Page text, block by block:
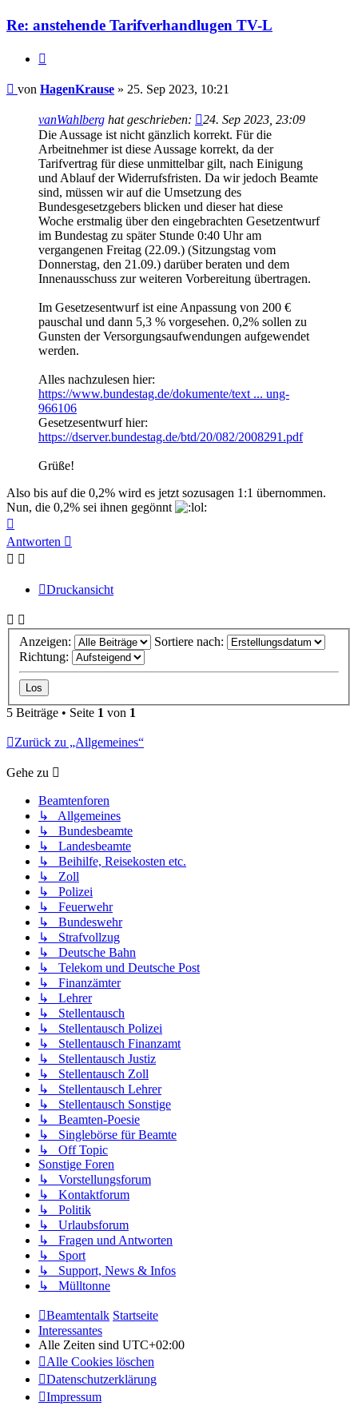
Re: anstehende Tarifverhandlugen TV-L
Beitrag
von HagenKrause » 25. Sep 2023, 10:21
vanWahlberg hat geschrieben:
24. Sep 2023, 23:09
Die Aussage ist nicht gänzlich korrekt. Für die
Arbeitnehmer ist diese Aussage korrekt, da der
Tarifvertrag für diese unmittelbar gilt, nach Einigung
und Ablauf der Widerrufsfristen. Da wir jedoch Beamte
sind, müssen wir auf die Umsetzung des
Bundesgesetzgebers blicken und dieser hat diese
Woche erstmalig über den eingebrachten Gesetzentwurf
im Bundestag zu später Stunde 0:40 Uhr am
vergangenen Freitag (22.09.) (Sitzungstag vom
Donnerstag, den 21.09.) darüber beraten und dem
Innenausschuss zur weiteren Vorbereitung übertragen.
Im Gesetzesentwurf ist eine Anpassung von 200 €
pauschal und dann 5,3 % vorgesehen. 0,2% sollen zu
Gunsten der Versorgungsaufwendungen aufgewendet
werden.
Alles nachzulesen hier:
https://www.bundestag.de/dokumente/text ... ung-
966106
Gesetzesentwurf hier:
https://dserver.bundestag.de/btd/20/082/2008291.pdf
Grüße!
Also bis auf die 0,2% wird es jetzt sozusagen 1:1 übernommen.
Nun, die 0,2% sei ihnen gegönnt
oben
Antworten
Druckansicht
Anzeigen:
Sortiere nach:
Richtung:
5 Beiträge • Seite 1 von 1
Zurück zu „Allgemeines“
Gehe zu
Beamtenforen
↳ Allgemeines
↳ Bundesbeamte
↳ Landesbeamte
↳ Beihilfe, Reisekosten etc.
↳ Zoll
↳ Polizei
↳ Feuerwehr
↳ Bundeswehr
↳ Strafvollzug
↳ Deutsche Bahn
↳ Telekom und Deutsche Post
↳ Finanzämter
↳ Lehrer
↳ Stellentausch
↳ Stellentausch Polizei
↳ Stellentausch Finanzamt
↳ Stellentausch Justiz
↳ Stellentausch Zoll
↳ Stellentausch Lehrer
↳ Stellentausch Sonstige
↳ Beamten-Poesie
↳ Singlebörse für Beamte
↳ Off Topic
Sonstige Foren
↳ Vorstellungsforum
↳ Kontaktforum
↳ Politik
↳ Urlaubsforum
↳ Fragen und Antworten
↳ Sport
↳ Support, News & Infos
↳ Mülltonne
Beamtentalk Startseite
Interessantes
Alle Zeiten sind UTC+02:00
Alle Cookies löschen
Datenschutzerklärung
Impressum